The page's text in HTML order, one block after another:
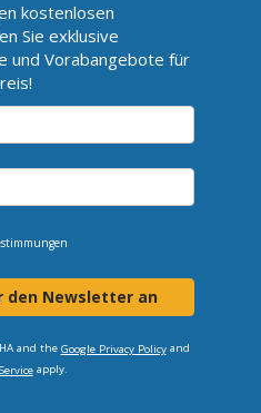
kostenlosen
Sie exklusive
und Vorabangebote für
den Newsletter an
and the Google Privacy Policyand
apply.